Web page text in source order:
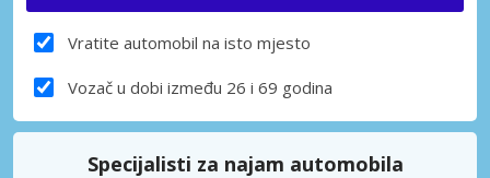
Vratite automobil na isto mjesto
Vozač u dobi između 26 i 69 godina
Specijalisti za najam automobila